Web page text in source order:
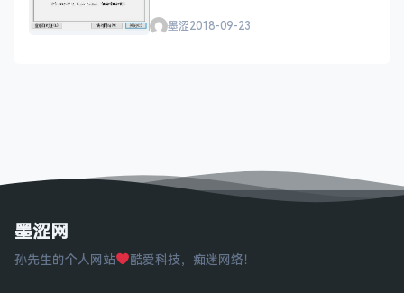
墨涩2018-09-23
墨涩网
孙先生的个人网站 酷爱科技，痴迷网络！